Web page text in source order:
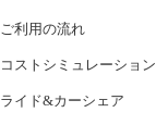
ご利用の流れ
コストシミュレーション
ライド&カーシェア